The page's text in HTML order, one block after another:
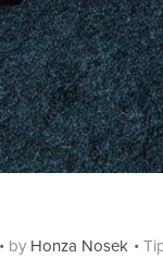
by Honza Nosek